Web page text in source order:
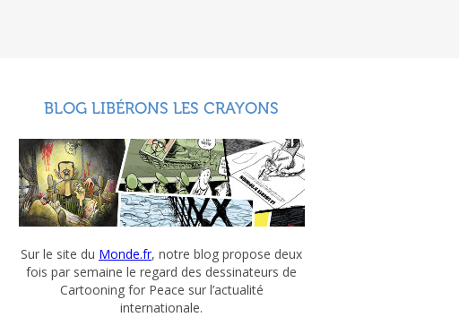
BLOG LIBÉRONS LES CRAYONS
Sur le site du Monde.fr, notre blog propose deux
fois par semaine le regard des dessinateurs de
Cartooning for Peace sur l’actualité
internationale.